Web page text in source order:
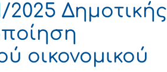
Δημοτικής
οικονομικού